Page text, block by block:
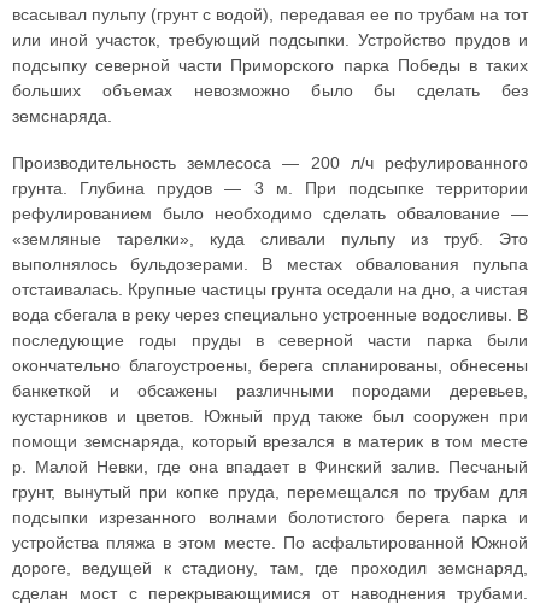
всасывал пульпу (грунт с водой), передавая ее по трубам на тот
или иной участок, требующий подсыпки. Устройство прудов и
подсыпку северной части Приморского парка Победы в таких
больших объемах невозможно было бы сделать без
земснаряда.
Производительность землесоса — 200 л/ч рефулированного
грунта. Глубина прудов — 3 м. При подсыпке территории
рефулированием было необходимо сделать обвалование —
«земляные тарелки», куда сливали пульпу из труб. Это
выполнялось бульдозерами. В местах обвалования пульпа
отстаивалась. Крупные частицы грунта оседали на дно, а чистая
вода сбегала в реку через специально устроенные водосливы. В
последующие годы пруды в северной части парка были
окончательно благоустроены, берега спланированы, обнесены
банкеткой и обсажены различными породами деревьев,
кустарников и цветов. Южный пруд также был сооружен при
помощи земснаряда, который врезался в материк в том месте
р. Малой Невки, где она впадает в Финский залив. Песчаный
грунт, вынутый при копке пруда, перемещался по трубам для
подсыпки изрезанного волнами болотистого берега парка и
устройства пляжа в этом месте. По асфальтированной Южной
дороге, ведущей к стадиону, там, где проходил земснаряд,
сделан мост с перекрывающимися от наводнения трубами.